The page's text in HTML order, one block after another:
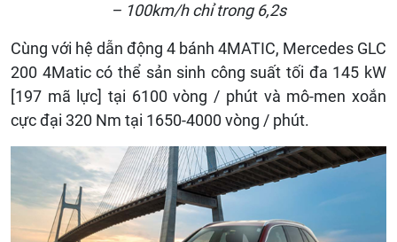
– 100km/h chỉ trong 6,2s
Cùng với hệ dẫn động 4 bánh 4MATIC, Mercedes GLC
200 4Matic có thể sản sinh công suất tối đa 145 kW
[197 mã lực] tại 6100 vòng / phút và mô-men xoắn
cực đại 320 Nm tại 1650-4000 vòng / phút.